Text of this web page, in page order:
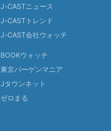
J-CASTニュース
J-CASTトレンド
J-CAST会社ウォッチ
BOOKウォッチ
東京バーゲンマニア
Jタウンネット
ゼロまる